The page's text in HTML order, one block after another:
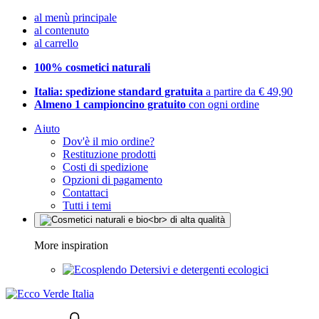
al menù principale
al contenuto
al carrello
100% cosmetici naturali
Italia: spedizione standard gratuita a partire da € 49,90
Almeno 1 campioncino gratuito con ogni ordine
Aiuto
Dov'è il mio ordine?
Restituzione prodotti
Costi di spedizione
Opzioni di pagamento
Contattaci
Tutti i temi
More inspiration
Detersivi e detergenti ecologici